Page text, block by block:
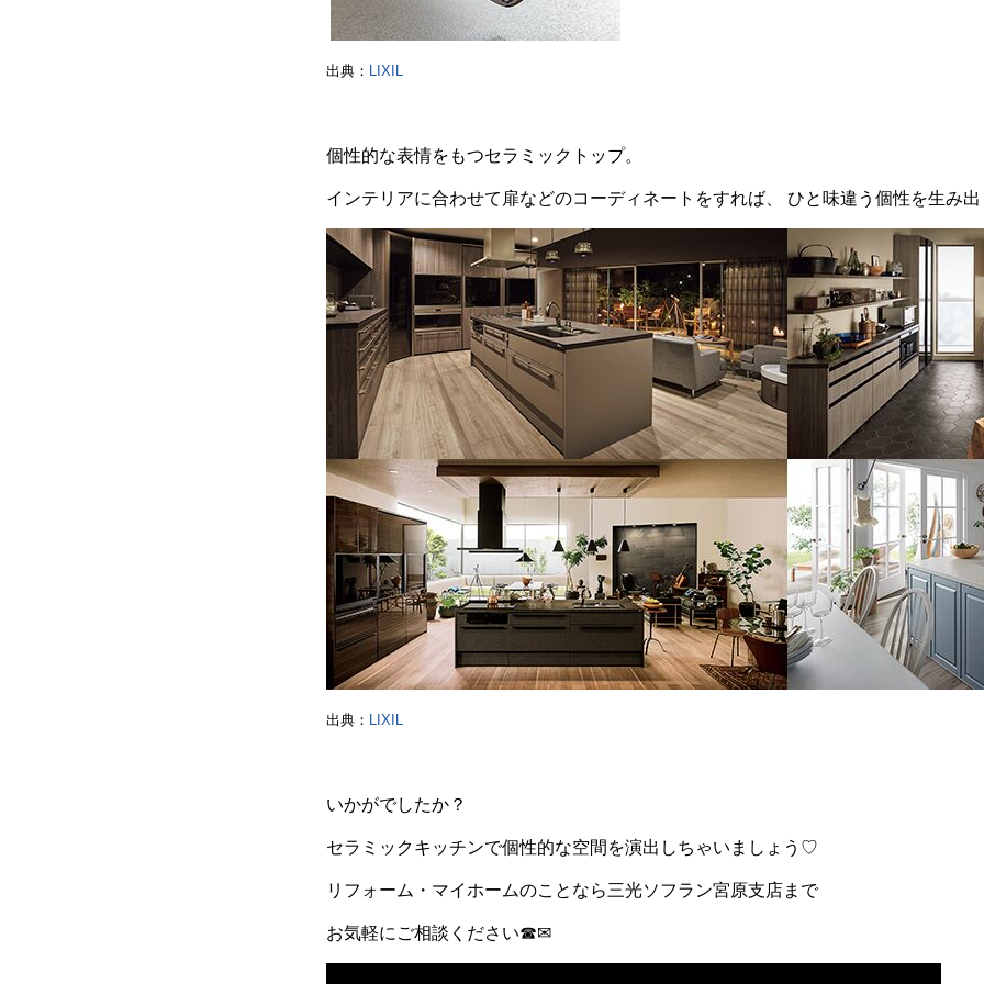
出典： LIXIL
個性的な表情をもつセラミックトップ。
インテリアに合わせて扉などのコーディネートをすれば、 ひと味違う個性を生み
出典： LIXIL
いかがでしたか？
セラミックキッチンで個性的な空間を演出しちゃいましょう♡
リフォーム・マイホームのことなら三光ソフラン宮原支店まで
お気軽にご相談ください☎✉